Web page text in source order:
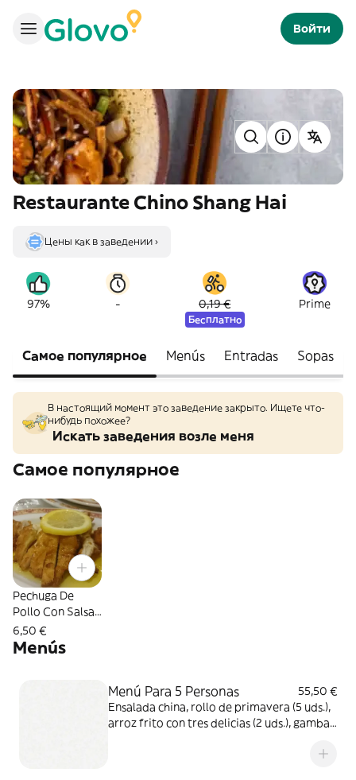
Войти
Restaurante Chino Shang Hai
Цены как в заведении ›
97% - 0,19 €
Бесплатно
Prime
Самое популярное Menús Entradas Sopas
В настоящий момент это заведение закрыто. Ищете что-
нибудь похожее?
Искать заведения возле меня
Самое популярное
Pechuga De
Pollo Con Salsa
De Limón
6,50 €
Menús
Menú Para 5 Personas
55,50 €
Ensalada china, rollo de primavera (5 uds.),
arroz frito con tres delicias (2 uds.), gambas
con champiñón, tallarines con tres delicias y